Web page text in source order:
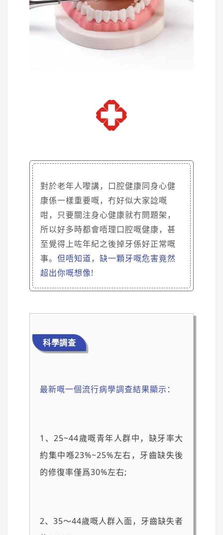
對於老年人嚟講，口腔健康同身心健
康係一樣重要嘅，冇好似大家諗嘅
咁，只要關注身心健康就冇問題架，
所以好多時都會唔理口腔嘅健康，甚
至覺得上咗年紀之後掉牙係好正常嘅
事。 但唔知道，缺一顆牙嘅危害竟然
超出你嘅想像!
科學調查
最新嘅一個流行病學調查結果顯示：
1、25~44歲嘅青年人群中，缺牙率大
約集中喺23%~25%左右，牙齒缺失後
的修復率僅爲30%左右;
2、35～44歲嘅人群入面，牙齒缺失者